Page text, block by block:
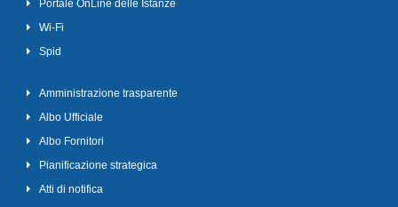
Portale OnLine delle Istanze
Wi-Fi
Spid
Amministrazione trasparente
Albo Ufficiale
Albo Fornitori
Pianificazione strategica
Atti di notifica